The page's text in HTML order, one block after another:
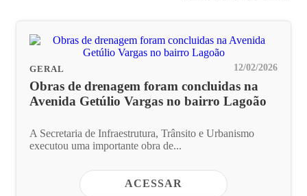
GERAL 12/02/2026
Obras de drenagem foram concluidas na
Avenida Getúlio Vargas no bairro Lagoão
A Secretaria de Infraestrutura, Trânsito e Urbanismo
executou uma importante obra de...
ACESSAR